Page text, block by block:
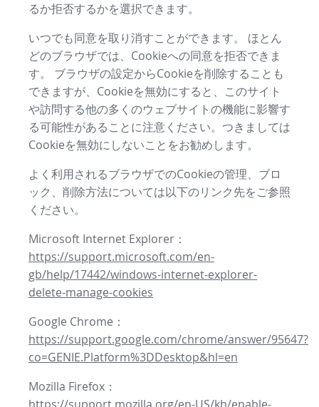
るか拒否するかを選択できます。
いつでも同意を取り消すことができます。 ほとん
どのブラウザでは、Cookieへの同意を拒否できま
す。 ブラウザの設定からCookieを削除することも
できますが、Cookieを無効にすると、このサイト
や訪問する他の多くのウェブサイトの機能に影響す
る可能性があることに注意ください。つきましては
Cookieを無効にしないことをお勧めします。
よく利用されるブラウザでのCookieの管理、ブロ
ック、削除方法については以下のリンク先をご参照
ください。
Microsoft Internet Explorer：
https://support.microsoft.com/en-
gb/help/17442/windows-internet-explorer-
delete-manage-cookies
Google Chrome：
https://support.google.com/chrome/answer/95647?
co=GENIE.Platform%3DDesktop&hl=en
Mozilla Firefox：